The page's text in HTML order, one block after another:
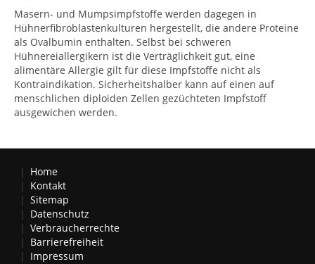
Masern- und Mumpsimpfstoffe werden dagegen in
Hühnerfibroblastenkulturen hergestellt, die andere Proteine
als Ovalbumin enthalten. Selbst bei schweren
Hühnereiallergikern ist die Verträglichkeit gut, eine
alimentäre Allergie gilt für diese Impfstoffe nicht als
Kontraindikation. Sicherheitshalber kann auf einen auf
menschlichen diploiden Zellen gezüchteten Impfstoff
ausgewichen werden.
Home
Kontakt
Sitemap
Datenschutz
Verbraucherrechte
Barrierefreiheit
Impressum